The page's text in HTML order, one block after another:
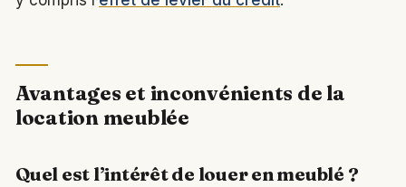
Avantages et inconvénients de la
location meublée
Quel est l’intérêt de louer en meublé ?